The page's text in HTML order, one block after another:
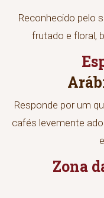
Reconhecido pelo
frutado e floral,
Responde por um
cafés levemente
Zona